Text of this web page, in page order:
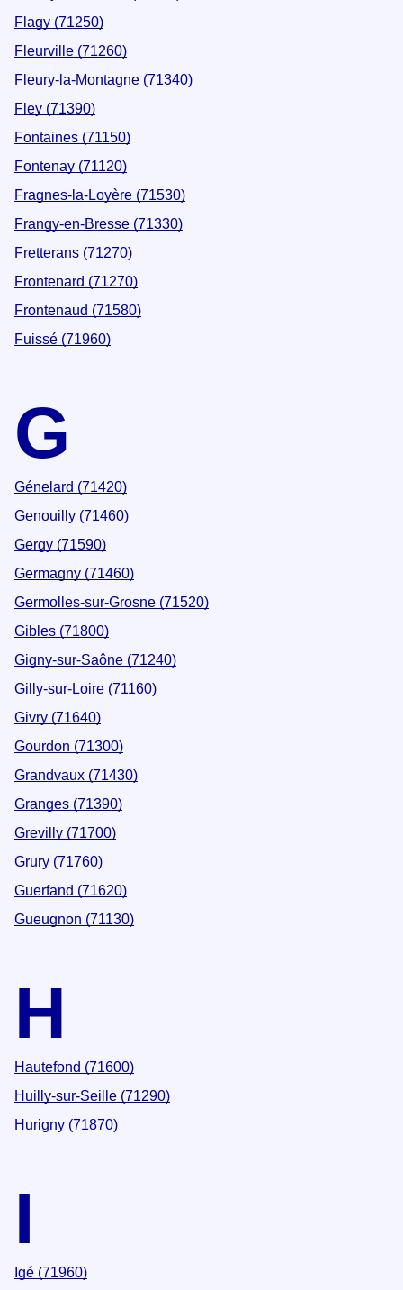
Flagy (71250)
Fleurville (71260)
Fleury-la-Montagne (71340)
Fley (71390)
Fontaines (71150)
Fontenay (71120)
Fragnes-la-Loyère (71530)
Frangy-en-Bresse (71330)
Fretterans (71270)
Frontenard (71270)
Frontenaud (71580)
Fuissé (71960)
G
Génelard (71420)
Genouilly (71460)
Gergy (71590)
Germagny (71460)
Germolles-sur-Grosne (71520)
Gibles (71800)
Gigny-sur-Saône (71240)
Gilly-sur-Loire (71160)
Givry (71640)
Gourdon (71300)
Grandvaux (71430)
Granges (71390)
Grevilly (71700)
Grury (71760)
Guerfand (71620)
Gueugnon (71130)
H
Hautefond (71600)
Huilly-sur-Seille (71290)
Hurigny (71870)
I
Igé (71960)